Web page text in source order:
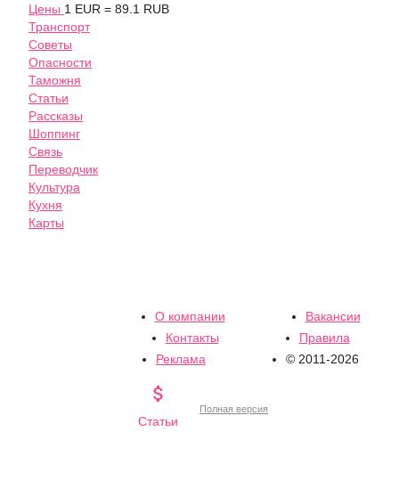
Цены 1 EUR = 89.1 RUB
Транспорт
Советы
Опасности
Таможня
Статьи
Рассказы
Шоппинг
Связь
Переводчик
Культура
Кухня
Карты
О компании
Вакансии
Контакты
Правила
Реклама
© 2011-2026

Статьи
Полная версия